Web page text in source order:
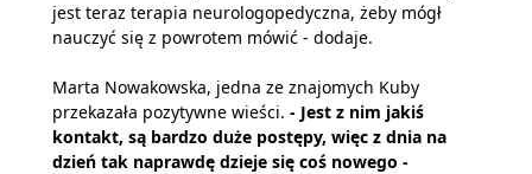
jest teraz terapia neurologopedyczna, żeby mógł
nauczyć się z powrotem mówić - dodaje.
Marta Nowakowska, jedna ze znajomych Kuby
przekazała pozytywne wieści. - Jest z nim jakiś
kontakt, są bardzo duże postępy, więc z dnia na
dzień tak naprawdę dzieje się coś nowego -